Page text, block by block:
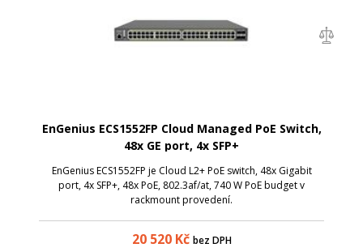
EnGenius ECS1552FP Cloud Managed PoE Switch,
48x GE port, 4x SFP+
EnGenius ECS1552FP je Cloud L2+ PoE switch, 48x Gigabit
port, 4x SFP+, 48x PoE, 802.3af/at, 740 W PoE budget v
rackmount provedení.
20 520Kč bez DPH